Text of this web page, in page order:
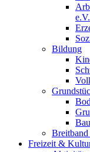
e.V.
Bildung
Breitband
Freizeit &